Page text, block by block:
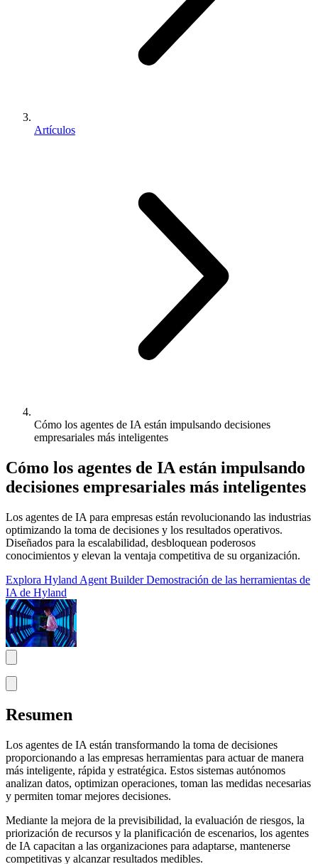
Artículos
Cómo los agentes de IA están impulsando decisiones
empresariales más inteligentes
Cómo los agentes de IA están impulsando
decisiones empresariales más inteligentes
Los agentes de IA para empresas están revolucionando las industrias
optimizando la toma de decisiones y los resultados operativos.
Diseñados para la escalabilidad, desbloquean poderosos
conocimientos y elevan la ventaja competitiva de su organización.
Explora Hyland Agent Builder Demostración de las herramientas de
IA de Hyland
Resumen
Los agentes de IA están transformando la toma de decisiones
proporcionando a las empresas herramientas para actuar de manera
más inteligente, rápida y estratégica. Estos sistemas autónomos
analizan datos, optimizan operaciones, toman las medidas necesarias
y permiten tomar mejores decisiones.
Mediante la mejora de la previsibilidad, la evaluación de riesgos, la
priorización de recursos y la planificación de escenarios, los agentes
de IA capacitan a las organizaciones para adaptarse, mantenerse
competitivas y alcanzar resultados medibles.